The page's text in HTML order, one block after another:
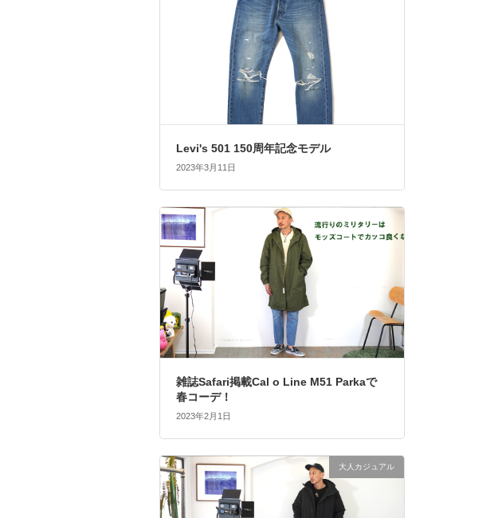
Levi's 501 150周年記念モデル
2023年3月11日
雑誌Safari掲載Cal o Line M51 Parkaで
春コーデ！
2023年2月1日
大人カジュアル